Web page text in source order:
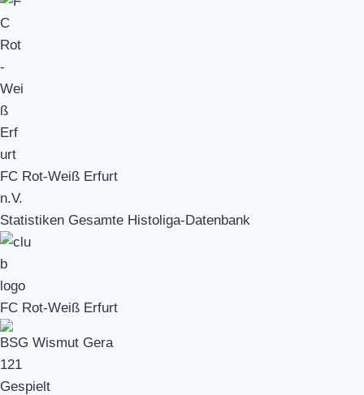
FC Rot-Weiß Erfurt
n.V.
Statistiken Gesamte Histoliga-Datenbank
FC Rot-Weiß Erfurt
BSG Wismut Gera
121
Gespielt